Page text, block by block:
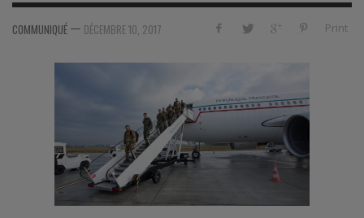
Print
COMMUNIQUÉ — DÉCEMBRE 10, 2017